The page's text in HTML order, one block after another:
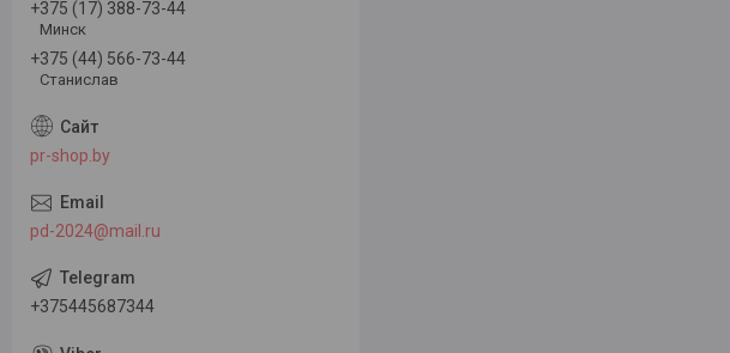
+375 (17) 388-73-44
Минск
+375 (44) 566-73-44
Станислав
pr-shop.by
pd-2024@mail.ru
+375445687344